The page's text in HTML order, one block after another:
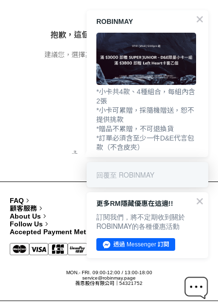
抱歉，這個商品類別沒有相關商品
建議您，選擇其他分類或者使用關鍵字搜尋
FAQ
顧客服務
About Us
Follow Us
Accepted Payment Methods
MON.- FRI. 09:00-12:00 / 13:00-18:00
service@robinmay.page
薇恩股份有限公司｜54321752
ROBINMAY
*小卡共4款、4種組合，每組內含
2張
*小卡可累贈，採隨機贈送，恕不
提供挑款
*贈品不累贈，不可退換貨
*訂單必須含至少一件D&E代言包
款（不含皮夾）
回覆至 ROBINMAY
更多RM隱藏優惠在這邊!!
訂閱我們，將不定期收到關於
ROBINMAY的各種優惠活動
透過 Messenger 訂閱